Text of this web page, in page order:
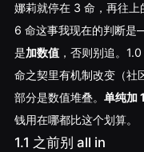
娜莉就停在 3 命，再往上
6 命这事我现在的判断
是加数值，否则别追。
命之契里有机制改变（社
部分是数值堆叠。 单纯加
钱用在哪都比这个划算。
1.1 之前别 all in